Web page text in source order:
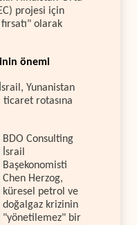
projesi için
olarak
önemi
Yunanistan
ticaret rotasına
BDO Consulting
İsrail
Başekonomisti
Chen Herzog,
küresel petrol ve
doğalgaz krizinin
"yönetilemez" bir